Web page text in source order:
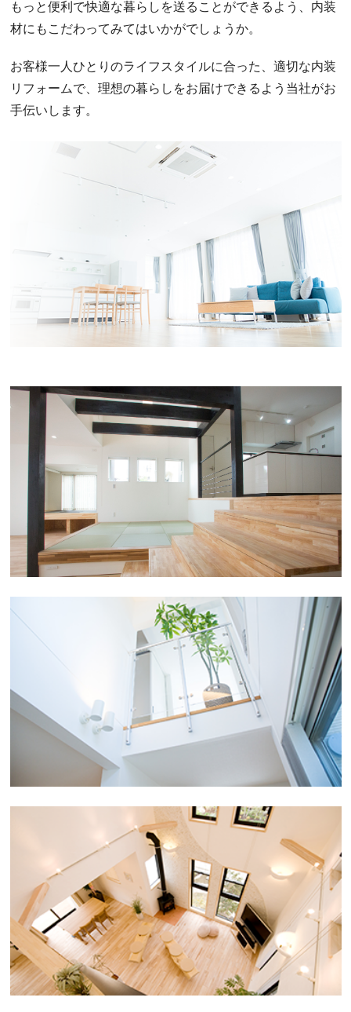
もっと便利で快適な暮らしを送ることができるよう、内装
材にもこだわってみてはいかがでしょうか。
お客様一人ひとりのライフスタイルに合った、適切な内装
リフォームで、理想の暮らしをお届けできるよう当社がお
手伝いします。